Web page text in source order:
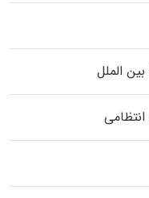
الملل